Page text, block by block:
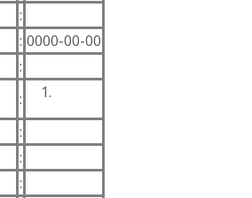
:
: 0000-00-00
:
:
:
:
: